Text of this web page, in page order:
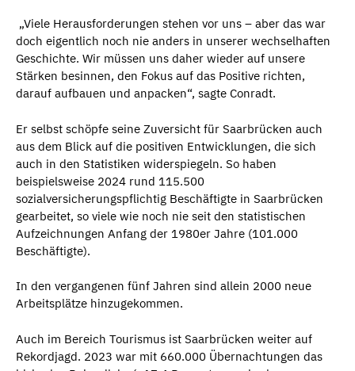
„Viele Herausforderungen stehen vor uns – aber das war
doch eigentlich noch nie anders in unserer wechselhaften
Geschichte. Wir müssen uns daher wieder auf unsere
Stärken besinnen, den Fokus auf das Positive richten,
darauf aufbauen und anpacken“, sagte Conradt.
Er selbst schöpfe seine Zuversicht für Saarbrücken auch
aus dem Blick auf die positiven Entwicklungen, die sich
auch in den Statistiken widerspiegeln. So haben
beispielsweise 2024 rund 115.500
sozialversicherungspflichtig Beschäftigte in Saarbrücken
gearbeitet, so viele wie noch nie seit den statistischen
Aufzeichnungen Anfang der 1980er Jahre (101.000
Beschäftigte).
In den vergangenen fünf Jahren sind allein 2000 neue
Arbeitsplätze hinzugekommen.
Auch im Bereich Tourismus ist Saarbrücken weiter auf
Rekordjagd. 2023 war mit 660.000 Übernachtungen das